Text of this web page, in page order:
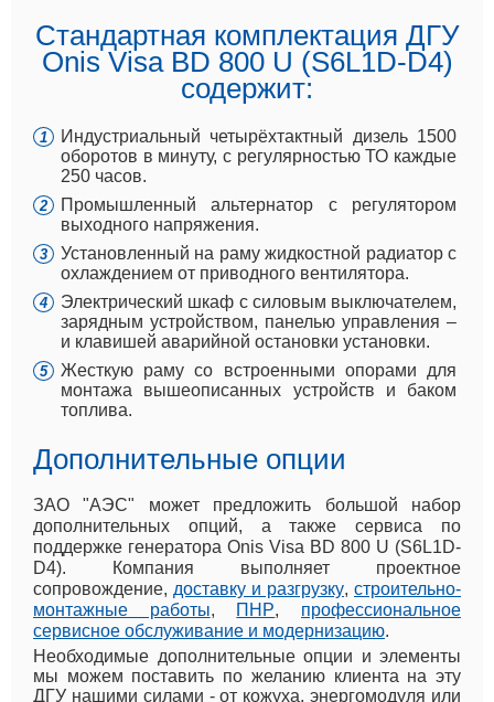
Стандартная комплектация ДГУ
Onis Visa BD 800 U (S6L1D-D4)
содержит:
Индустриальный четырёхтактный дизель 1500
оборотов в минуту, с регулярностью ТО каждые
250 часов.
Промышленный альтернатор с регулятором
выходного напряжения.
Установленный на раму жидкостной радиатор с
охлаждением от приводного вентилятора.
Электрический шкаф с силовым выключателем,
зарядным устройством, панелью управления –
и клавишей аварийной остановки установки.
Жесткую раму со встроенными опорами для
монтажа вышеописанных устройств и баком
топлива.
Дополнительные опции
ЗАО "АЭС" может предложить большой набор
дополнительных опций, а также сервиса по
поддержке генератора Onis Visa BD 800 U (S6L1D-
D4). Компания выполняет проектное
сопровождение, доставку и разгрузку, строительно-
монтажные работы, ПНР, профессиональное
сервисное обслуживание и модернизацию.
Необходимые дополнительные опции и элементы
мы можем поставить по желанию клиента на эту
ДГУ нашими силами - от кожуха, энергомодуля или